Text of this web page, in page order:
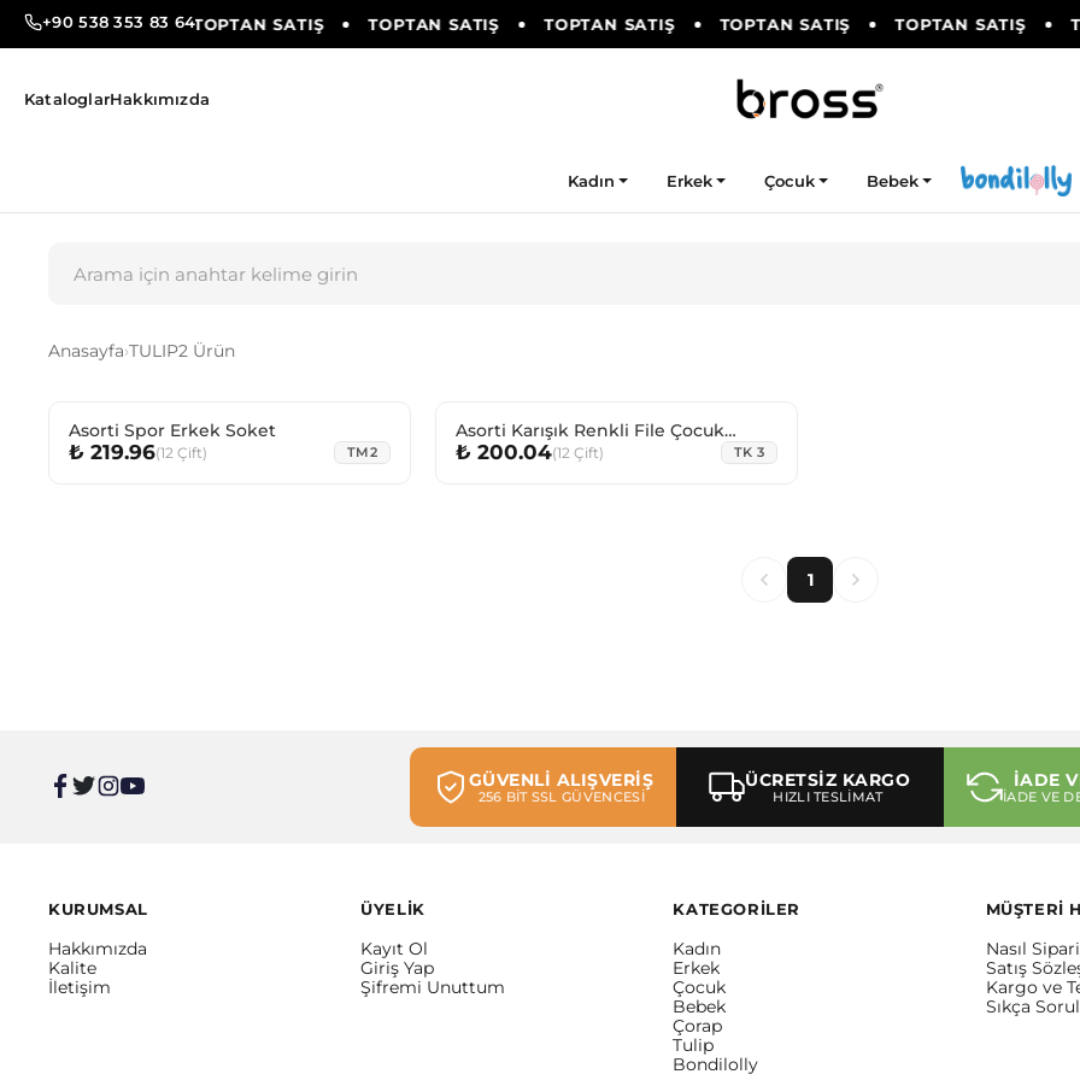
+90 538 353 83 64
TOPTAN SATIŞ TOPTAN SATIŞ TOPTAN SATIŞ TOPTAN SATIŞ TOPTAN SATIŞ TOPTAN SATIŞ
KataloglarHakkımızda
Kadın Erkek Çocuk Bebek
Anasayfa›TULIP2 Ürün
Asorti Spor Erkek Soket
₺ 219.96(12 Çift) TM2
Asorti Karışık Renkli File Çocuk
Görünmez
₺ 200.04(12 Çift) TK 3
1
GÜVENLİ ALIŞVERİŞ
256 BİT SSL GÜVENCESİ
ÜCRETSİZ KARGO
HIZLI TESLİMAT
İADE
İADE VE
KURUMSAL
Hakkımızda
Kalite
İletişim
ÜYELİK
Kayıt Ol
Giriş Yap
Şifremi Unuttum
KATEGORİLER
Kadın
Erkek
Çocuk
Bebek
Çorap
Tulip
Bondilolly
MÜŞTERİ
Nasıl
Satış
Kargo ve
Sıkça